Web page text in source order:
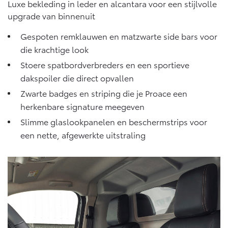
Proace (excl. BTW)
OOK ALS BATTERIJ-
ELEKTRISCH
Vanaf € 37.500,-
Proace Verso
Vanaf € 55.950,-
Proace Max (excl. BTW)
OOK ALS BATTERIJ-
ELEKTRISCH
Hilux (excl. BTW)
OOK ALS BATTERIJ-
ELEKTRISCH
Luxe bekleding in leder en alcantara voor een stijlvolle
upgrade van binnenuit
Gespoten remklauwen en matzwarte side bars voor
die krachtige look
Stoere spatbordverbreders en een sportieve
dakspoiler die direct opvallen
Zwarte badges en striping die je Proace een
herkenbare signature meegeven
Slimme glaslookpanelen en beschermstrips voor
een nette, afgewerkte uitstraling